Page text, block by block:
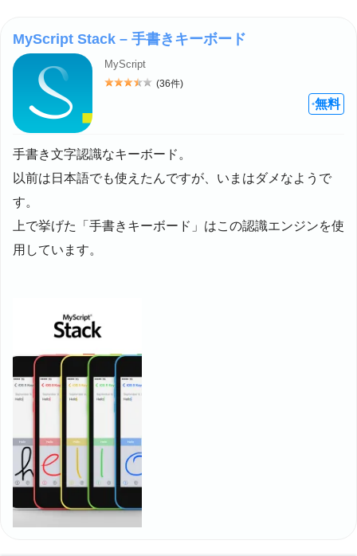
MyScript Stack – 手書きキーボード
MyScript
評価: 3.5
(36件)
+無料
手書き文字認識なキーボード。
以前は日本語でも使えたんですが、いまはダメなようで
す。
上で挙げた「手書きキーボード」はこの認識エンジンを使
用しています。